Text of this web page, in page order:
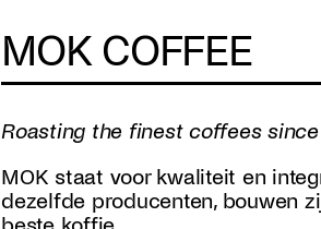
MOK COFFEE
Roasting the finest coffees
MOK staat voor kwaliteit en
dezelfde producenten, bouwen